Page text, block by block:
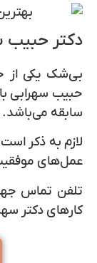
دکتر حبیب
بی‌شک یکی از
حبیب سهرابی
سابقه می‌باشد.
لازم به ذکر
عمل‌های
تلفن تماس
کارهای دکتر